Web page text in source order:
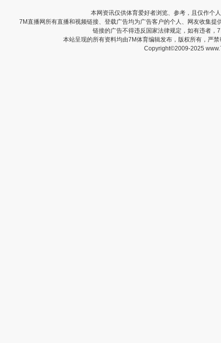
本网资讯仅供体育爱好者浏览、参考，且仅作个
7M直播网所有直播和视频链接、登载广告均为广告客户的个人、网友收集
链接的广告不得违反国家法律规定，如有违者
本站呈现的所有资料均由7M体育编辑发布，版权所有，严
Copyright©2009-2025